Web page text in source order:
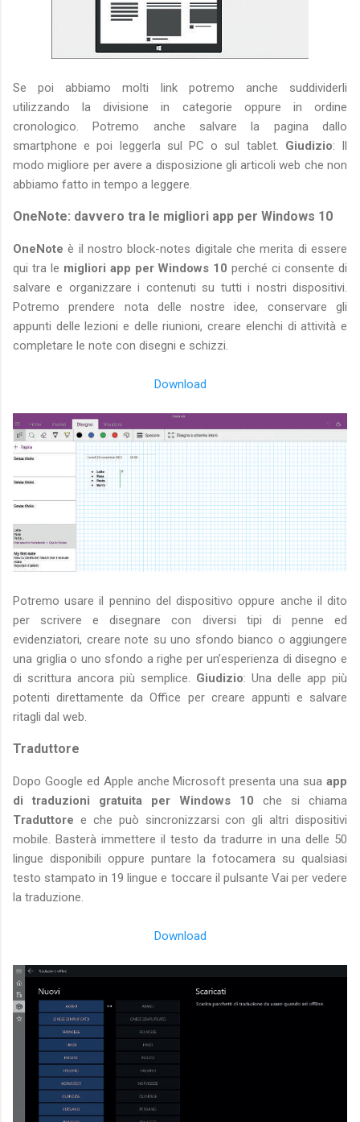
Se poi abbiamo molti link potremo anche suddividerli
utilizzando la divisione in categorie oppure in ordine
cronologico. Potremo anche salvare la pagina dallo
smartphone e poi leggerla sul PC o sul tablet. Giudizio: Il
modo migliore per avere a disposizione gli articoli web che non
abbiamo fatto in tempo a leggere.
OneNote: davvero tra le migliori app per Windows 10
OneNote è il nostro block-notes digitale che merita di essere
qui tra le migliori app per Windows 10 perché ci consente di
salvare e organizzare i contenuti su tutti i nostri dispositivi.
Potremo prendere nota delle nostre idee, conservare gli
appunti delle lezioni e delle riunioni, creare elenchi di attività e
completare le note con disegni e schizzi.
Download
Potremo usare il pennino del dispositivo oppure anche il dito
per scrivere e disegnare con diversi tipi di penne ed
evidenziatori, creare note su uno sfondo bianco o aggiungere
una griglia o uno sfondo a righe per un’esperienza di disegno e
di scrittura ancora più semplice. Giudizio: Una delle app più
potenti direttamente da Office per creare appunti e salvare
ritagli dal web.
Traduttore
Dopo Google ed Apple anche Microsoft presenta una sua app
di traduzioni gratuita per Windows 10 che si chiama
Traduttore e che può sincronizzarsi con gli altri dispositivi
mobile. Basterà immettere il testo da tradurre in una delle 50
lingue disponibili oppure puntare la fotocamera su qualsiasi
testo stampato in 19 lingue e toccare il pulsante Vai per vedere
la traduzione.
Download